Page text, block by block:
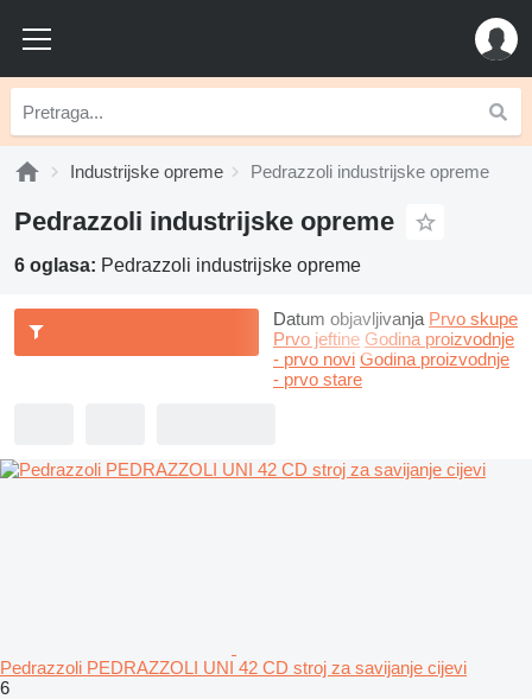
Industrijske opreme Pedrazzoli industrijske opreme
Pedrazzoli industrijske opreme
6 oglasa: Pedrazzoli industrijske opreme
Datum objavljivanja Prvo skupe
Prvo jeftine Godina proizvodnje
- prvo novi Godina proizvodnje
- prvo stare
Pedrazzoli PEDRAZZOLI UNI 42 CD stroj za savijanje cijevi
6